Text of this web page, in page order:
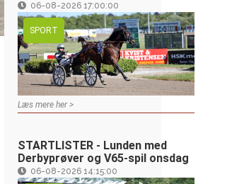
06-08-2026 17:00:00
SPORT
Læs mere her >
STARTLISTER - Lunden med
Derbyprøver og V65-spil onsdag
06-08-2026 14:15:00